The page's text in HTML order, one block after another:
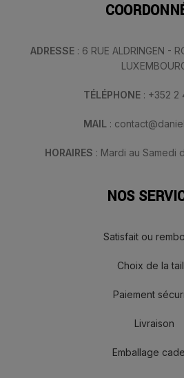
ADRESSE : 6 RUE ALDRINGEN -
TÉLÉPHONE : +352 2
MAIL :
HORAIRES : Mardi au Samedi
NOS
Satisfait ou
Choix de la
Paiement
Livraison
Emballage